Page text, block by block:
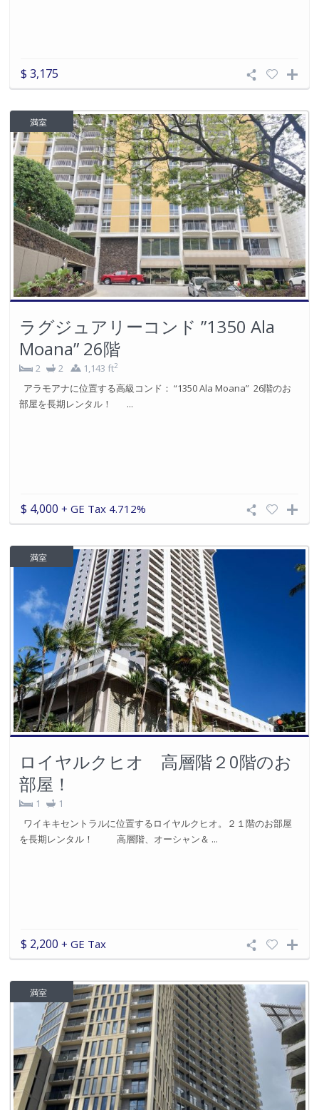
$ 3,175
満室
ラグジュアリーコンド ”1350 Ala
Moana” 26階
2 2 1,143 ft2
アラモアナに位置する高級コンド： “1350 Ala Moana” 26階のお
部屋を長期レンタル！ ...
$ 4,000 + GE Tax 4.712%
満室
ロイヤルクヒオ 高層階２0階のお
部屋！
1
1
ワイキキセントラルに位置するロイヤルクヒオ。２１階のお部屋
を長期レンタル！ 高層階、オーシャン＆ ...
$ 2,200 + GE Tax
満室